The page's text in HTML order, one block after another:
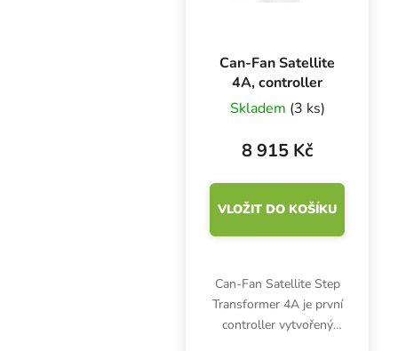
Can-Fan Satellite
4A, controller
Skladem (3 ks)
8 915 Kč
VLOŽIT DO KOŠÍKU
Can-Fan Satellite Step
Transformer 4A je první
controller vytvořený